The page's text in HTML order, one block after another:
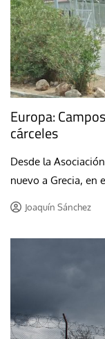
Europa:
cárceles
Desde la
nuevo a Grecia, en
Joaquín Sánchez